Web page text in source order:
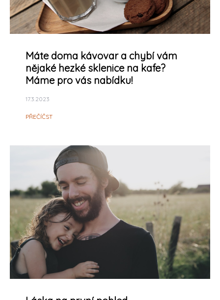
Máte doma kávovar a chybí vám
nějaké hezké sklenice na kafe?
Máme pro vás nabídku!
17.3.2023
PŘEČÍČST